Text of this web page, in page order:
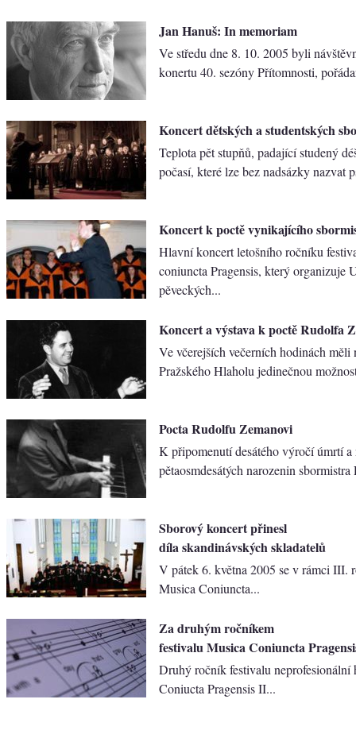
Jan Hanuš: In memoriam
Ve středu dne 8. 10. 2005 byli
konertu 40. sezóny Přítomnosti,
Koncert dětských a studentských
Teplota pět stupňů, padající studený
počasí, které lze bez nadsázky nazvat
Koncert k poctě vynikajícího
Hlavní koncert letošního ročníku
coniuncta Pragensis, který organizuje
pěveckých...
Koncert a výstava k poctě Rudolfa
Ve včerejších večerních hodinách měli
Pražského Hlaholu jedinečnou
Pocta Rudolfu Zemanovi
K připomenutí desátého výročí úmrtí a
pětaosmdesátých narozenin
Sborový koncert přinesl
díla skandinávských skladatelů
V pátek 6. května 2005 se v rámci III.
Musica Coniuncta...
Za druhým ročníkem
festivalu Musica Coniuncta
Druhý ročník festivalu neprofesionální
Coniucta Pragensis II...